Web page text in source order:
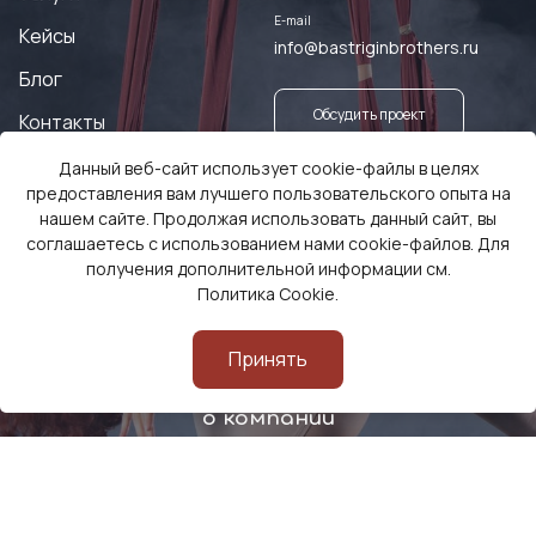
Кейсы
Блог
Контакты
E-mail
info@bastriginbrothers.ru
Обсудить проект
Заказать оборудование
Смотреть видео
о компании
Данный веб-сайт использует cookie-файлы в целях
предоставления вам лучшего пользовательского опыта на
нашем сайте. Продолжая использовать данный сайт, вы
соглашаетесь с использованием нами cookie-файлов. Для
получения дополнительной информации см.
Политика Cookie.
Принять